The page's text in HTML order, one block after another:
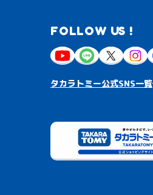
FOLLOW US !
タカラトミー公式SNS一覧